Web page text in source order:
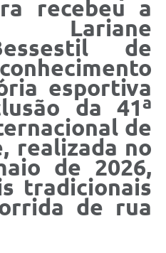
recebeu a
Lariane
de
esportiva
da 41ª
de
realizada no
de 2026,
tradicionais
de rua